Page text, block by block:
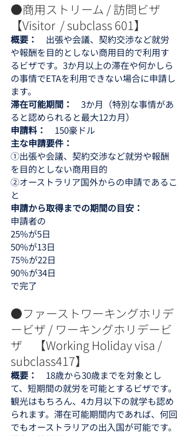
●商用ストリーム / 訪問ビザ
【Visitor  / subclass 601】
概要： 出張や会議、契約交渉など就労
や報酬を目的としない商用目的で利用す
るビザです。3か月以上の滞在や何かしら
の事情でETAを利用できない場合に申請し
ます。
滞在可能期間： 3か月（特別な事情があ
ると認められると最大12カ月）
申請料： 150豪ドル
主な申請要件：
①出張や会議、契約交渉など就労や報酬
を目的としない商用目的
②オーストラリア国外からの申請であるこ
と
申請から取得までの期間の目安：
申請者の
25%が5日
50%が13日
75％が22日
90％が34日
で完了
●ファーストワーキングホリデ
ービザ / ワーキングホリデービ
ザ　【Working Holiday visa /
subclass417】
概要： 18歳から30歳までを対象とし
て、短期間の就労を可能とするビザです。
観光はもちろん、4カ月以下の就学も認め
られます。滞在可能期間内であれば、何回
でもオーストラリアの出入国が可能です。